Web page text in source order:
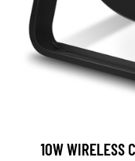
10W WIRELESS